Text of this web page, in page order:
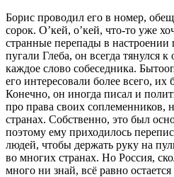
Борис проводил его в номер,
сорок. О’кей, о’кей, что-то уже
странные перепады в настроении
пугали Глеба, он всегда тянулся
каждое слово собеседника.
его интересовали более всего,
Конечно, он иногда писал и
про права своих соплеменников,
странах. Собственно, это был
поэтому ему приходилось
людей, чтобы держать руку на
во многих странах. Но Россия,
много ни знай, всё равно